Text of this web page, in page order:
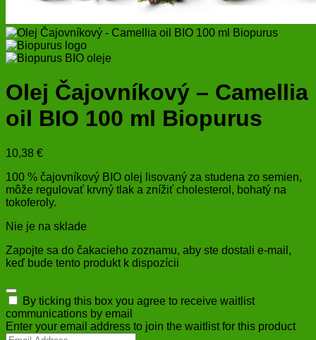
Olej Čajovníkový – Camellia
oil BIO 100 ml Biopurus
10,38 €
100 % čajovníkový BIO olej lisovaný za studena zo semien,
môže regulovať krvný tlak a znížiť cholesterol, bohatý na
tokoferoly.
Nie je na sklade
Zapojte sa do čakacieho zoznamu, aby ste dostali e-mail,
keď bude tento produkt k dispozícii
Dismiss
notification
By ticking this box you agree to receive waitlist
communications by email
Enter your email address to join the waitlist for this product